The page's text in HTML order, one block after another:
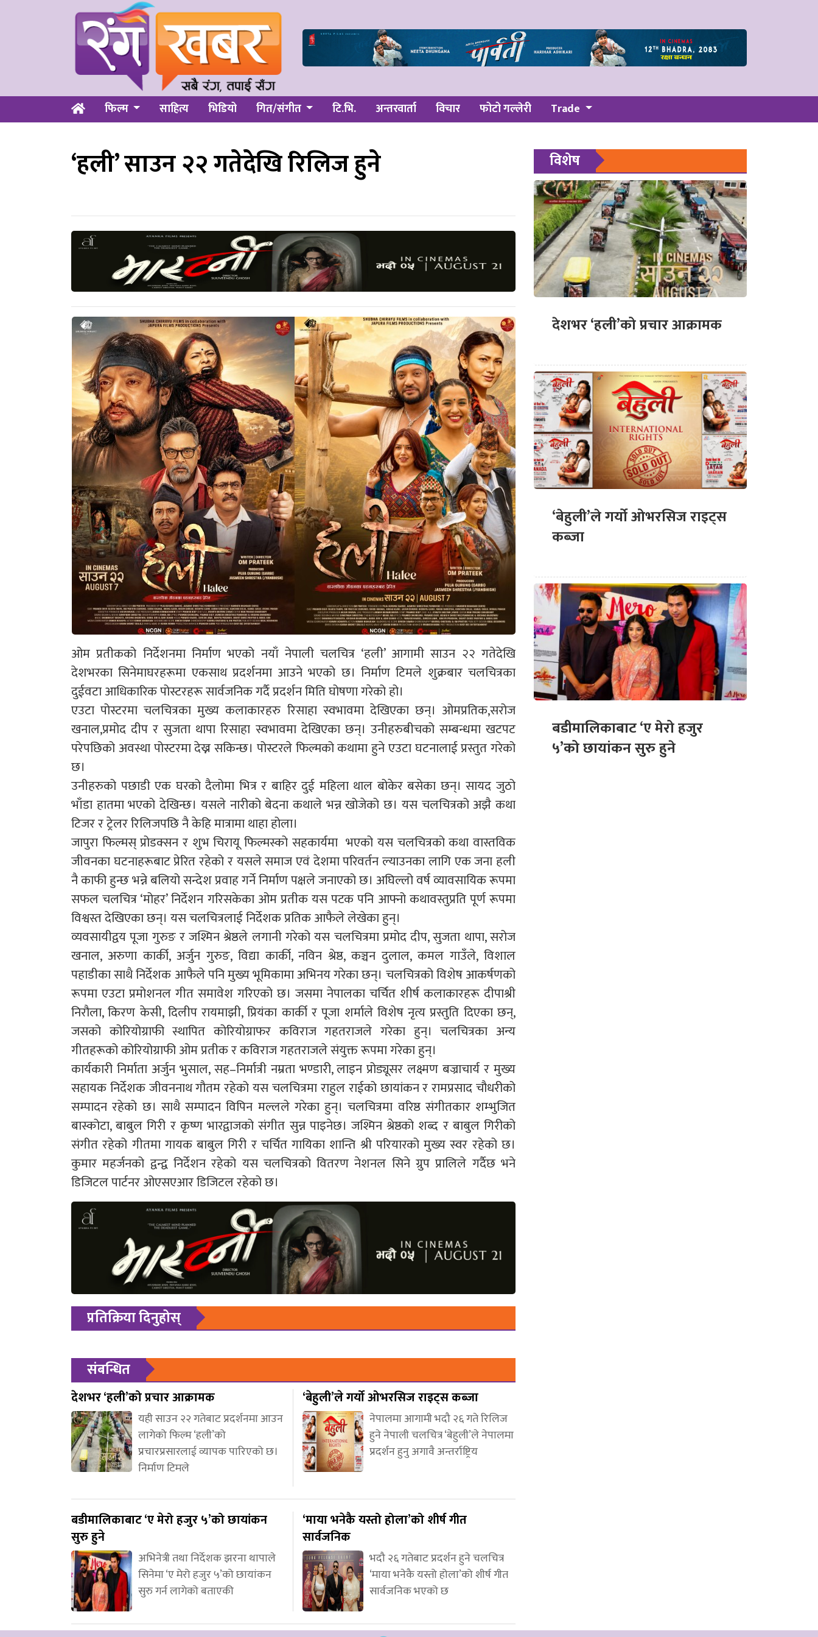
फिल्म साहित्य भिडियो गित/संगीत टि.भि. अन्तरवार्ता विचार फोटो गल्लेरी Trade
‘हली’ साउन २२ गतेदेखि रिलिज हुने
ओम प्रतीकको निर्देशनमा निर्माण भएको नयाँ नेपाली चलचित्र ‘हली’ आगामी साउन २२ गतेदेखि
देशभरका सिनेमाघरहरूमा एकसाथ प्रदर्शनमा आउने भएको छ। निर्माण टिमले शुक्रबार चलचित्रका
दुईवटा आधिकारिक पोस्टरहरू सार्वजनिक गर्दै प्रदर्शन मिति घोषणा गरेको हो।
एउटा पोस्टरमा चलचित्रका मुख्य कलाकारहरु रिसाहा स्वभावमा देखिएका छन्। ओमप्रतिक,सरोज
खनाल,प्रमोद दीप र सुजता थापा रिसाहा स्वभावमा देखिएका छन्। उनीहरुबीचको सम्बन्धमा खटपट
परेपछिको अवस्था पोस्टरमा देख्न सकिन्छ। पोस्टरले फिल्मको कथामा हुने एउटा घटनालाई प्रस्तुत गरेको
छ।
उनीहरुको पछाडी एक घरको दैलोमा भित्र र बाहिर दुई महिला थाल बोकेर बसेका छन्। सायद जुठो
भाँडा हातमा भएको देखिन्छ। यसले नारीको बेदना कथाले भन्न खोजेको छ। यस चलचित्रको अझै कथा
टिजर र ट्रेलर रिलिजपछि नै केहि मात्रामा थाहा होला।
जापुरा फिल्मस् प्रोडक्सन र शुभ चिरायू फिल्मस्को सहकार्यमा भएको यस चलचित्रको कथा वास्तविक
जीवनका घटनाहरूबाट प्रेरित रहेको र यसले समाज एवं देशमा परिवर्तन ल्याउनका लागि एक जना हली
नै काफी हुन्छ भन्ने बलियो सन्देश प्रवाह गर्ने निर्माण पक्षले जनाएको छ। अघिल्लो वर्ष व्यावसायिक रूपमा
सफल चलचित्र ‘मोहर’ निर्देशन गरिसकेका ओम प्रतीक यस पटक पनि आफ्नो कथावस्तुप्रति पूर्ण रूपमा
विश्वस्त देखिएका छन्। यस चलचित्रलाई निर्देशक प्रतिक आफैले लेखेका हुन्।
व्यवसायीद्वय पूजा गुरुङ र जश्मिन श्रेष्ठले लगानी गरेको यस चलचित्रमा प्रमोद दीप, सुजता थापा, सरोज
खनाल, अरुणा कार्की, अर्जुन गुरुङ, विद्या कार्की, नविन श्रेष्ठ, कञ्चन दुलाल, कमल गाउँले, विशाल
पहाडीका साथै निर्देशक आफैले पनि मुख्य भूमिकामा अभिनय गरेका छन्। चलचित्रको विशेष आकर्षणको
रूपमा एउटा प्रमोशनल गीत समावेश गरिएको छ। जसमा नेपालका चर्चित शीर्ष कलाकारहरू दीपाश्री
निरौला, किरण केसी, दिलीप रायमाझी, प्रियंका कार्की र पूजा शर्माले विशेष नृत्य प्रस्तुति दिएका छन्,
जसको कोरियोग्राफी स्थापित कोरियोग्राफर कविराज गहतराजले गरेका हुन्। चलचित्रका अन्य
गीतहरूको कोरियोग्राफी ओम प्रतीक र कविराज गहतराजले संयुक्त रूपमा गरेका हुन्।
कार्यकारी निर्माता अर्जुन भुसाल, सह–निर्मात्री नम्रता भण्डारी, लाइन प्रोड्यूसर लक्ष्मण बज्राचार्य र मुख्य
सहायक निर्देशक जीवननाथ गौतम रहेको यस चलचित्रमा राहुल राईको छायांकन र रामप्रसाद चौधरीको
सम्पादन रहेको छ। साथै सम्पादन विपिन मल्लले गरेका हुन्। चलचित्रमा वरिष्ठ संगीतकार शम्भुजित
बास्कोटा, बाबुल गिरी र कृष्ण भारद्वाजको संगीत सुन्न पाइनेछ। जश्मिन श्रेष्ठको शब्द र बाबुल गिरीको
संगीत रहेको गीतमा गायक बाबुल गिरी र चर्चित गायिका शान्ति श्री परियारको मुख्य स्वर रहेको छ।
कुमार महर्जनको द्वन्द्व निर्देशन रहेको यस चलचित्रको वितरण नेशनल सिने ग्रुप प्रालिले गर्दैछ भने
डिजिटल पार्टनर ओएसएआर डिजिटल रहेको छ।
प्रतिक्रिया दिनुहोस्
संबन्धित
देशभर ‘हली’को प्रचार आक्रामक
यही साउन २२ गतेबाट प्रदर्शनमा आउन
लागेको फिल्म ‘हली’को
प्रचारप्रसारलाई व्यापक पारिएको छ।
निर्माण टिमले
‘बेहुली’ले गर्यो ओभरसिज राइट्स कब्जा
नेपालमा आगामी भदौ २६ गते रिलिज
हुने नेपाली चलचित्र ‘बेहुली’ले नेपालमा
प्रदर्शन हुनु अगावै अन्तर्राष्ट्रिय
बडीमालिकाबाट ‘ए मेरो हजुर ५’को छायांकन
सुरु हुने
अभिनेत्री तथा निर्देशक झरना थापाले
सिनेमा ‘ए मेरो हजुर ५’को छायांकन
सुरु गर्न लागेको बताएकी
‘माया भनेकै यस्तो होला’को शीर्ष गीत
सार्वजनिक
भदौ २६ गतेबाट प्रदर्शन हुने चलचित्र
‘माया भनेकै यस्तो होला’को शीर्ष गीत
सार्वजनिक भएको छ
विशेष
देशभर ‘हली’को प्रचार आक्रामक
‘बेहुली’ले गर्यो ओभरसिज राइट्स
कब्जा
बडीमालिकाबाट ‘ए मेरो हजुर
५’को छायांकन सुरु हुने